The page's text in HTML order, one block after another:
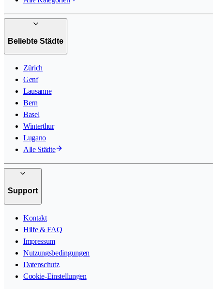
Beliebte Städte
Zürich
Genf
Lausanne
Bern
Basel
Winterthur
Lugano
Alle Städte
Support
Kontakt
Hilfe & FAQ
Impressum
Nutzungsbedingungen
Datenschutz
Cookie-Einstellungen